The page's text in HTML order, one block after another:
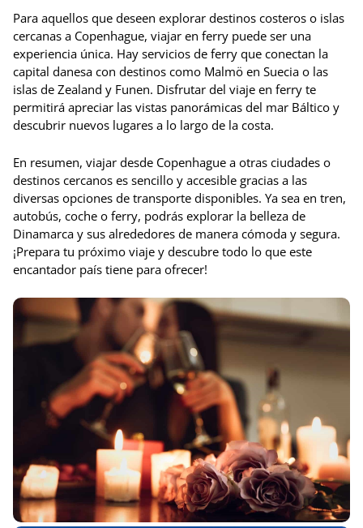
Para aquellos que deseen explorar destinos costeros o islas
cercanas a Copenhague, viajar en ferry puede ser una
experiencia única. Hay servicios de ferry que conectan la
capital danesa con destinos como Malmö en Suecia o las
islas de Zealand y Funen. Disfrutar del viaje en ferry te
permitirá apreciar las vistas panorámicas del mar Báltico y
descubrir nuevos lugares a lo largo de la costa.
En resumen, viajar desde Copenhague a otras ciudades o
destinos cercanos es sencillo y accesible gracias a las
diversas opciones de transporte disponibles. Ya sea en tren,
autobús, coche o ferry, podrás explorar la belleza de
Dinamarca y sus alrededores de manera cómoda y segura.
¡Prepara tu próximo viaje y descubre todo lo que este
encantador país tiene para ofrecer!